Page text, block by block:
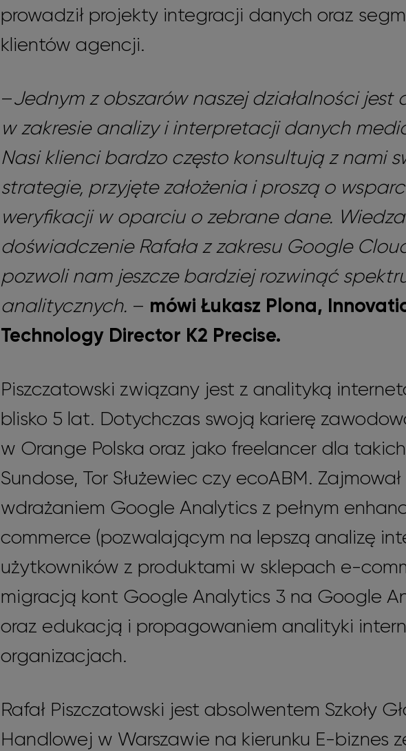
prowadził projekty integracji danych oraz
klientów agencji.
–Jednym z obszarów naszej działalności jest
w zakresie analizyi interpretacji danych
Nasi klienci bardzo często konsultują z nami
strategie, przyjęte założenia i proszą o
weryfikacji w oparciu o zebrane dane.
doświadczenie Rafała z zakresu Google
pozwoli nam jeszcze bardziej rozwinąć
analitycznych. – mówi Łukasz Plona,
Technology Director K2 Precise.
Piszczatowski związany jest z analityką
blisko 5 lat. Dotychczas swoją karierę
w Orange Polska oraz jako freelancer dla
Sundose, Tor Służewiec czy ecoABM.
wdrażaniem Google Analytics z pełnym
commerce (pozwalającym na lepszą analizę
użytkowników z produktami w sklepach e-
migracją kont Google Analytics 3 na Google
oraz edukacją i propagowaniem analityki
organizacjach.
Rafał Piszczatowski jest absolwentem Szkoły
Handlowej w Warszawie na kierunku E-biznes